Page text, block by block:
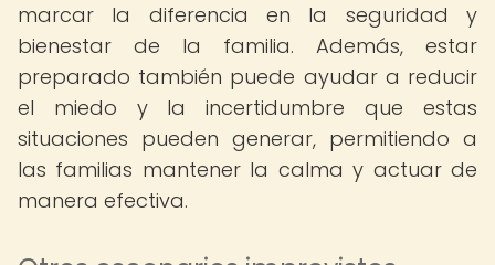
marcar la diferencia en la seguridad y
bienestar de la familia. Además, estar
preparado también puede ayudar a reducir
el miedo y la incertidumbre que estas
situaciones pueden generar, permitiendo a
las familias mantener la calma y actuar de
manera efectiva.